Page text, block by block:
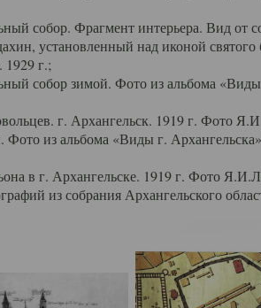
собор. Фрагмент интерьера. Вид от
установленный над иконой святого
г.;
собор зимой. Фото из альбома «Виды
г. Архангельск. 1919 г. Фото
из альбома «Виды г.
в г. Архангельске. 1919 г. Фото
из собрания Архангельского